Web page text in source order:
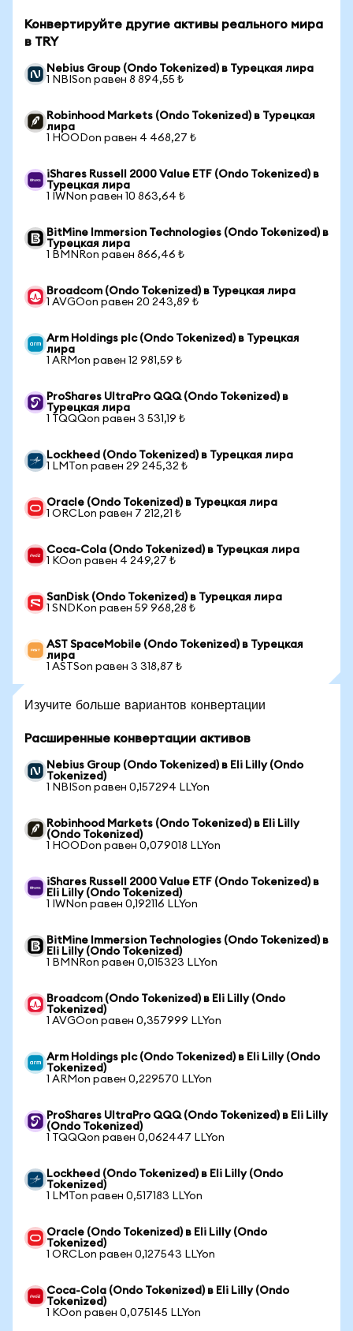
Конвертируйте другие активы реального мира
в TRY
Nebius Group (Ondo Tokenized) в Турецкая лира
1 NBISon равен 8 894,55 ₺
Robinhood Markets (Ondo Tokenized) в Турецкая
лира
1 HOODon равен 4 468,27 ₺
iShares Russell 2000 Value ETF (Ondo Tokenized) в
Турецкая лира
1 IWNon равен 10 863,64 ₺
BitMine Immersion Technologies (Ondo Tokenized) в
Турецкая лира
1 BMNRon равен 866,46 ₺
Broadcom (Ondo Tokenized) в Турецкая лира
1 AVGOon равен 20 243,89 ₺
Arm Holdings plc (Ondo Tokenized) в Турецкая
лира
1 ARMon равен 12 981,59 ₺
ProShares UltraPro QQQ (Ondo Tokenized) в
Турецкая лира
1 TQQQon равен 3 531,19 ₺
Lockheed (Ondo Tokenized) в Турецкая лира
1 LMTon равен 29 245,32 ₺
Oracle (Ondo Tokenized) в Турецкая лира
1 ORCLon равен 7 212,21 ₺
Coca-Cola (Ondo Tokenized) в Турецкая лира
1 KOon равен 4 249,27 ₺
SanDisk (Ondo Tokenized) в Турецкая лира
1 SNDKon равен 59 968,28 ₺
AST SpaceMobile (Ondo Tokenized) в Турецкая
лира
1 ASTSon равен 3 318,87 ₺
Изучите больше вариантов конвертации
Расширенные конвертации активов
Nebius Group (Ondo Tokenized) в Eli Lilly (Ondo
Tokenized)
1 NBISon равен 0,157294 LLYon
Robinhood Markets (Ondo Tokenized) в Eli Lilly
(Ondo Tokenized)
1 HOODon равен 0,079018 LLYon
iShares Russell 2000 Value ETF (Ondo Tokenized) в
Eli Lilly (Ondo Tokenized)
1 IWNon равен 0,192116 LLYon
BitMine Immersion Technologies (Ondo Tokenized) в
Eli Lilly (Ondo Tokenized)
1 BMNRon равен 0,015323 LLYon
Broadcom (Ondo Tokenized) в Eli Lilly (Ondo
Tokenized)
1 AVGOon равен 0,357999 LLYon
Arm Holdings plc (Ondo Tokenized) в Eli Lilly (Ondo
Tokenized)
1 ARMon равен 0,229570 LLYon
ProShares UltraPro QQQ (Ondo Tokenized) в Eli Lilly
(Ondo Tokenized)
1 TQQQon равен 0,062447 LLYon
Lockheed (Ondo Tokenized) в Eli Lilly (Ondo
Tokenized)
1 LMTon равен 0,517183 LLYon
Oracle (Ondo Tokenized) в Eli Lilly (Ondo
Tokenized)
1 ORCLon равен 0,127543 LLYon
Coca-Cola (Ondo Tokenized) в Eli Lilly (Ondo
Tokenized)
1 KOon равен 0,075145 LLYon